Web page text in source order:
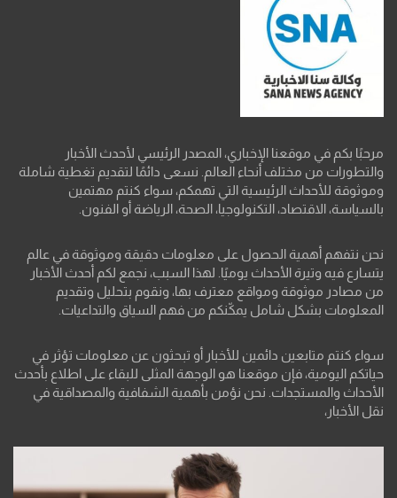
مرحبًا بكم في موقعنا الإخباري، المصدر الرئيسي لأحدث الأخبار
والتطورات من مختلف أنحاء العالم. نسعى دائمًا لتقديم تغطية شاملة
وموثوقة للأحداث الرئيسية التي تهمكم، سواء كنتم مهتمين
بالسياسة، الاقتصاد، التكنولوجيا، الصحة، الرياضة أو الفنون.
نحن نتفهم أهمية الحصول على معلومات دقيقة وموثوقة في عالم
يتسارع فيه وتيرة الأحداث يوميًا. لهذا السبب، نجمع لكم أحدث الأخبار
من مصادر موثوقة ومواقع معترف بها، ونقوم بتحليل وتقديم
المعلومات بشكل شامل يمكّنكم من فهم السياق والتداعيات.
سواء كنتم متابعين دائمين للأخبار أو تبحثون عن معلومات تؤثر في
حياتكم اليومية، فإن موقعنا هو الوجهة المثلى للبقاء على اطلاع بأحدث
الأحداث والمستجدات. نحن نؤمن بأهمية الشفافية والمصداقية في
نقل الأخبار،